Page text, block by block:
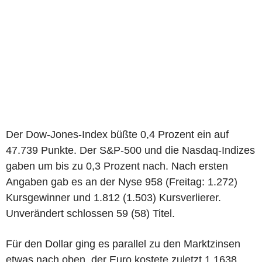
Der Dow-Jones-Index büßte 0,4 Prozent ein auf
47.739 Punkte. Der S&P-500 und die Nasdaq-Indizes
gaben um bis zu 0,3 Prozent nach. Nach ersten
Angaben gab es an der Nyse 958 (Freitag: 1.272)
Kursgewinner und 1.812 (1.503) Kursverlierer.
Unverändert schlossen 59 (58) Titel.
Für den Dollar ging es parallel zu den Marktzinsen
etwas nach oben, der Euro kostete zuletzt 1,1638